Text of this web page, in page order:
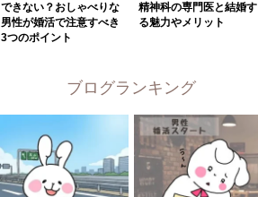
できない？おしゃべりな
男性が婚活で注意すべき
3つのポイント
精神科の専門医と結婚す
る魅力やメリット
ブログランキング